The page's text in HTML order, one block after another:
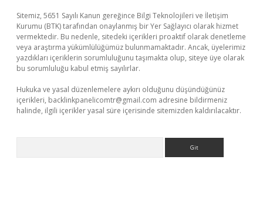
Sitemiz, 5651 Sayılı Kanun gereğince Bilgi Teknolojileri ve İletişim
Kurumu (BTK) tarafından onaylanmış bir Yer Sağlayıcı olarak hizmet
vermektedir. Bu nedenle, sitedeki içerikleri proaktif olarak denetleme
veya araştırma yükümlülüğümüz bulunmamaktadır. Ancak, üyelerimiz
yazdıkları içeriklerin sorumluluğunu taşımakta olup, siteye üye olarak
bu sorumluluğu kabul etmiş sayılırlar.
Hukuka ve yasal düzenlemelere aykırı olduğunu düşündüğünüz
içerikleri, backlinkpanelicomtr@gmail.com adresine bildirmeniz
halinde, ilgili içerikler yasal süre içerisinde sitemizden kaldırılacaktır.